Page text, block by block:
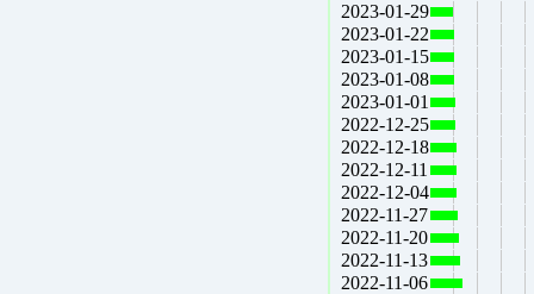
2023-01-29
2023-01-22
2023-01-15
2023-01-08
2023-01-01
2022-12-25
2022-12-18
2022-12-11
2022-12-04
2022-11-27
2022-11-20
2022-11-13
2022-11-06